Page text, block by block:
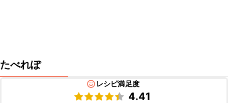
たべれぽ
レシピ満足度
4.41